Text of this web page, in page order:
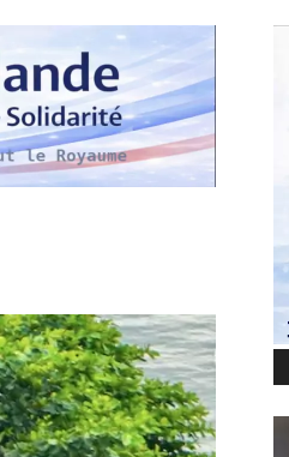
Thaïlande